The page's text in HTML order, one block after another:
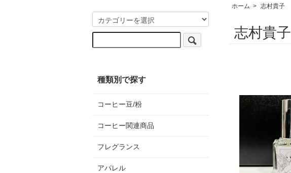
ホーム > 志村貴子
志村貴子
種類別で探す
コーヒー豆/粉
コーヒー関連商品
フレグランス
アパレル